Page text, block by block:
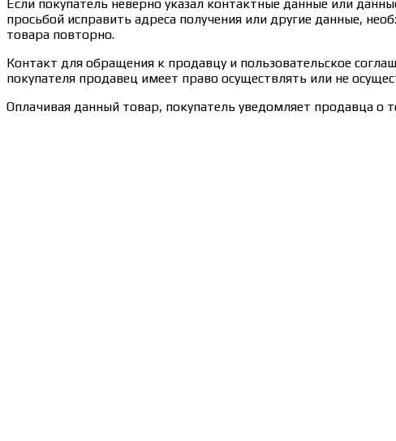
Если покупатель неверно указал контактные данные или
просьбой исправить адреса получения или другие данные,
товара повторно.
Контакт для обращения к продавцу и пользовательское
покупателя продавец имеет право осуществлять или не
Оплачивая данный товар, покупатель уведомляет продавца